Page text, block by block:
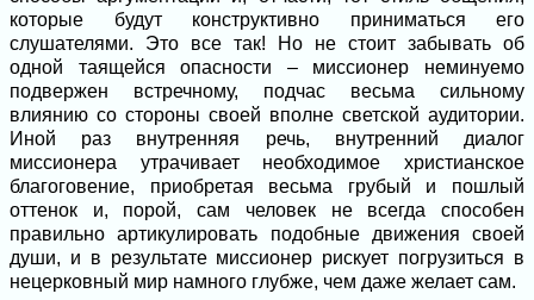
которые будут конструктивно приниматься его
слушателями. Это все так! Но не стоит забывать об
одной таящейся опасности – миссионер неминуемо
подвержен встречному, подчас весьма сильному
влиянию со стороны своей вполне светской аудитории.
Иной раз внутренняя речь, внутренний диалог
миссионера утрачивает необходимое христианское
благоговение, приобретая весьма грубый и пошлый
оттенок и, порой, сам человек не всегда способен
правильно артикулировать подобные движения своей
души, и в результате миссионер рискует погрузиться в
нецерковный мир намного глубже, чем даже желает сам.